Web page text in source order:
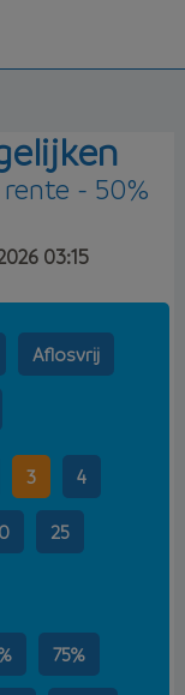
- 50%
03:15
Aflosvrij
3 4
25
75%